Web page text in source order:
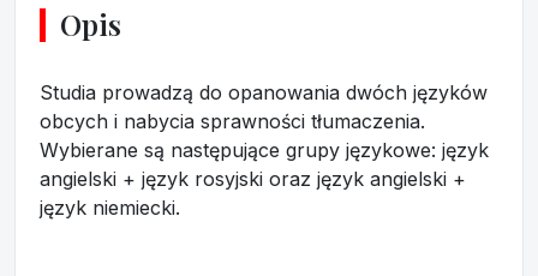
Opis
Studia prowadzą do opanowania dwóch języków
obcych i nabycia sprawności tłumaczenia.
Wybierane są następujące grupy językowe: język
angielski + język rosyjski oraz język angielski +
język niemiecki.